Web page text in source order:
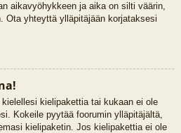
aikavyöhykkeen ja aika on silti väärin,
Ota yhteyttä ylläpitäjään korjataksesi
kielipakettia tai kukaan ei ole
Kokeile pyytää foorumin ylläpitäjältä,
kielipaketin. Jos kielipakettia ei ole